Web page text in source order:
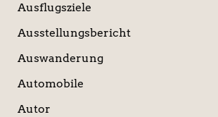
Ausflugsziele
Ausstellungsbericht
Auswanderung
Automobile
Autor